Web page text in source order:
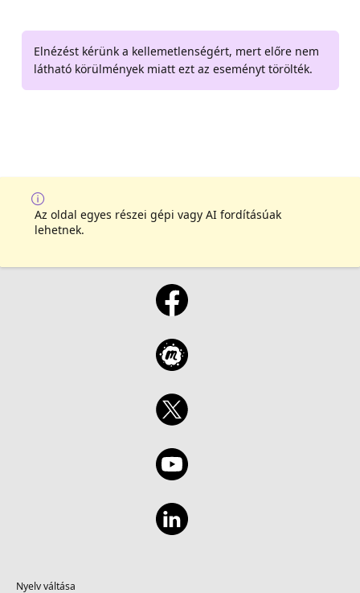
Elnézést kérünk a kellemetlenségért, mert előre nem
látható körülmények miatt ezt az eseményt törölték.
Az oldal egyes részei gépi vagy AI fordításúak
lehetnek.
Nyelv váltása